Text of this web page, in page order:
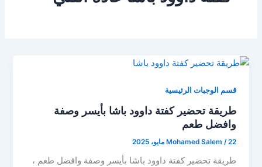
قسم الوجبات الرئيسية
طريقة تحضير كفتة داوود باشا بأيسر وصفة
وافضل طعم
Mohamed Salem /22 مايو، 2025
طريقة تحضير كفتة داوود باشا بأيسر وصفة وافضل طعم ،